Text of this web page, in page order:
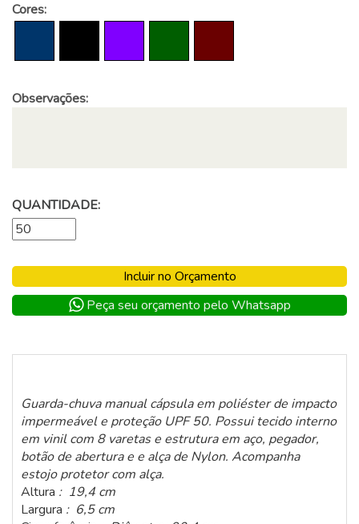
Cores:
Observações:
QUANTIDADE:
Incluir no Orçamento
Peça seu orçamento pelo Whatsapp
Guarda-chuva manual cápsula em poliéster de impacto
impermeável e proteção UPF 50. Possui tecido interno
em vinil com 8 varetas e estrutura em aço, pegador,
botão de abertura e e alça de Nylon. Acompanha
estojo protetor com alça.
Altura : 19,4 cm
Largura : 6,5 cm